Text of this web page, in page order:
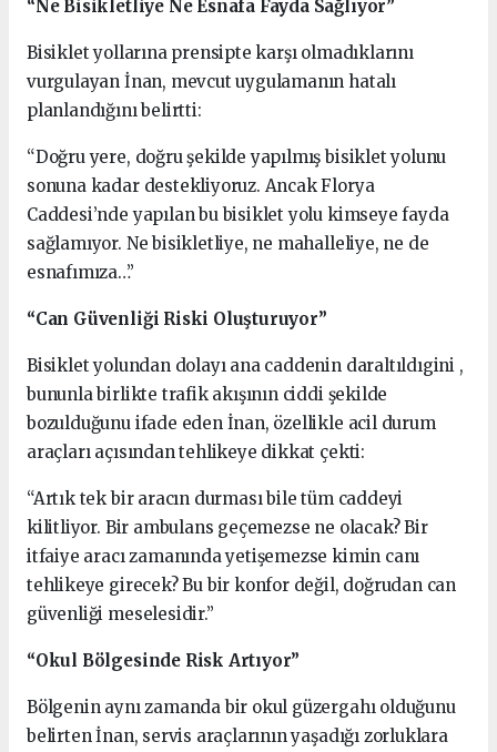
“Ne Bisikletliye Ne Esnafa Fayda Sağlıyor”
Bisiklet yollarına prensipte karşı olmadıklarını
vurgulayan İnan, mevcut uygulamanın hatalı
planlandığını belirtti:
“Doğru yere, doğru şekilde yapılmış bisiklet yolunu
sonuna kadar destekliyoruz. Ancak Florya
Caddesi’nde yapılan bu bisiklet yolu kimseye fayda
sağlamıyor. Ne bisikletliye, ne mahalleliye, ne de
esnafımıza…”
“Can Güvenliği Riski Oluşturuyor”
Bisiklet yolundan dolayı ana caddenin daraltıldıgini ,
bununla birlikte trafik akışının ciddi şekilde
bozulduğunu ifade eden İnan, özellikle acil durum
araçları açısından tehlikeye dikkat çekti:
“Artık tek bir aracın durması bile tüm caddeyi
kilitliyor. Bir ambulans geçemezse ne olacak? Bir
itfaiye aracı zamanında yetişemezse kimin canı
tehlikeye girecek? Bu bir konfor değil, doğrudan can
güvenliği meselesidir.”
“Okul Bölgesinde Risk Artıyor”
Bölgenin aynı zamanda bir okul güzergahı olduğunu
belirten İnan, servis araçlarının yaşadığı zorluklara